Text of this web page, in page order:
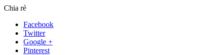
Chia rẻ
Facebook
Twitter
Google +
Pinterest